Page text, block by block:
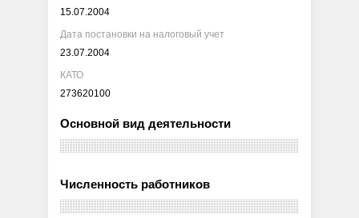
15.07.2004
Дата постановки на налоговый учет
23.07.2004
КАТО
273620100
Основной вид деятельности
Численность работников